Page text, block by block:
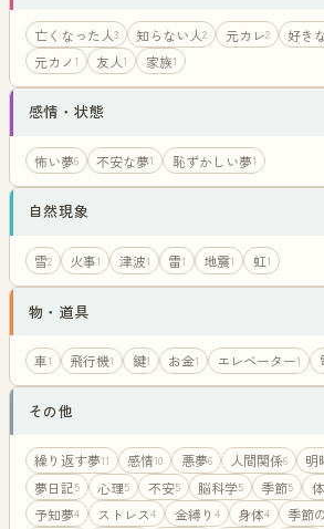
亡くなった人3 知らない人2 元カレ2 好き
元カノ1 友人1 家族1
感情・状態
怖い夢6 不安な夢1 恥ずかしい夢1
自然現象
雪2 火事1 津波1 雷1 地震1 虹1
物・道具
車1 飛行機1 鍵1 お金1 エレベーター1
その他
繰り返す夢11 感情10 悪夢6 人間関係6 明
夢日記5 心理5 不安5 脳科学5 季節5
予知夢4 ストレス4 金縛り 4 身体4 季節